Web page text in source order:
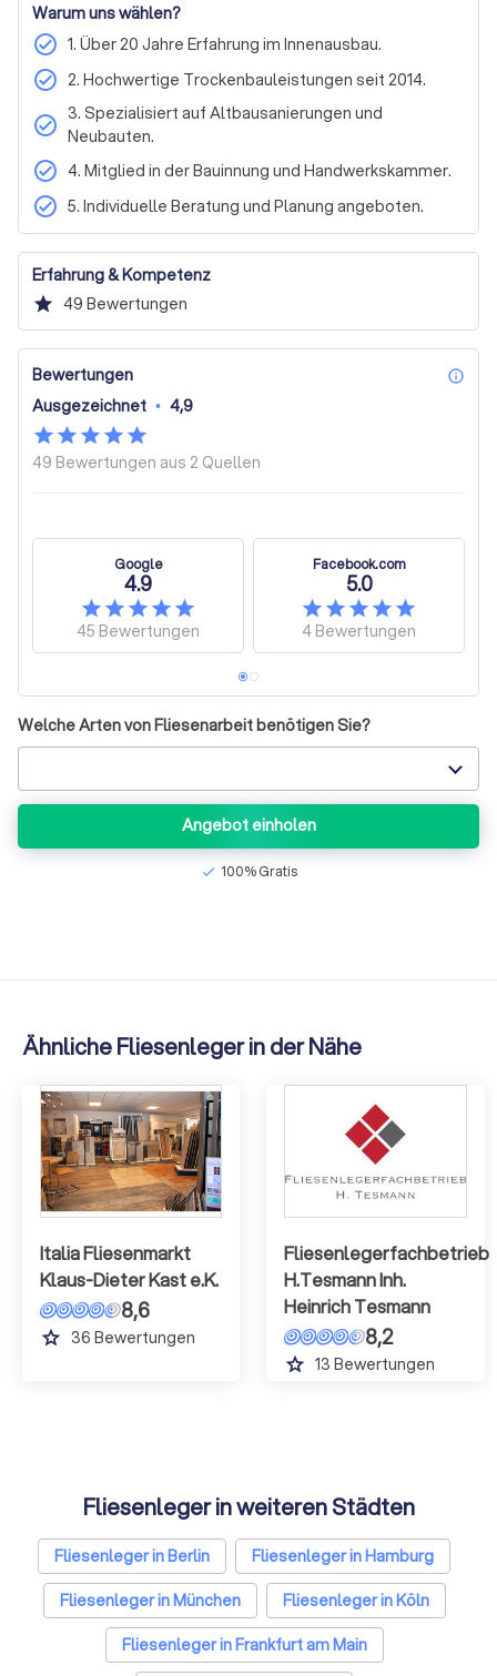
Warum uns wählen?
check_circle 1. Über 20 Jahre Erfahrung im Innenausbau.
check_circle 2. Hochwertige Trockenbauleistungen seit 2014.
check_circle 3. Spezialisiert auf Altbausanierungen und
Neubauten.
check_circle 4. Mitglied in der Bauinnung und Handwerkskammer.
check_circle 5. Individuelle Beratung und Planung angeboten.
Erfahrung & Kompetenz
star 49 Bewertungen
Bewertungen
Ausgezeichnet • 4,9
49 Bewertungen aus 2 Quellen
Google
4.9
45 Bewertungen
Facebook.com
5.0
4 Bewertungen
Welche Arten von Fliesenarbeit benötigen Sie?
Angebot einholen
check 100% Gratis
Ähnliche Fliesenleger in der Nähe
Italia Fliesenmarkt
Klaus-Dieter Kast e.K.
8,6
grade 36 Bewertungen
Fliesenlegerfachbetrieb
H.Tesmann Inh.
Heinrich Tesmann
8,2
grade 13 Bewertungen
Fliesenleger in weiteren Städten
Fliesenleger in Berlin
Fliesenleger in Hamburg
Fliesenleger in München
Fliesenleger in Köln
Fliesenleger in Frankfurt am Main